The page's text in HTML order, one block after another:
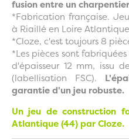
fusion entre un
*Fabrication française.
à Riaillé en Loire
*Cloze, c'est toujours 8
*Les pièces sont
d'épaisseur 12 mm, issu
(labellisation FSC).
garantie d'un jeu robuste.
Un jeu de construction
Atlantique (44) par Cloze.